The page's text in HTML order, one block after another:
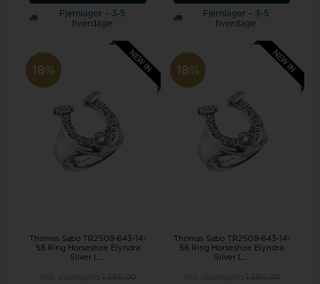
Fjernlager - 3-5
hverdage
Fjernlager - 3-5
hverdage
18%
Thomas Sabo TR2509-643-14-
58 Ring Horseshoe Elyndra
Silver L...
18%
Thomas Sabo TR2509-643-14-
56 Ring Horseshoe Elyndra
Silver L...